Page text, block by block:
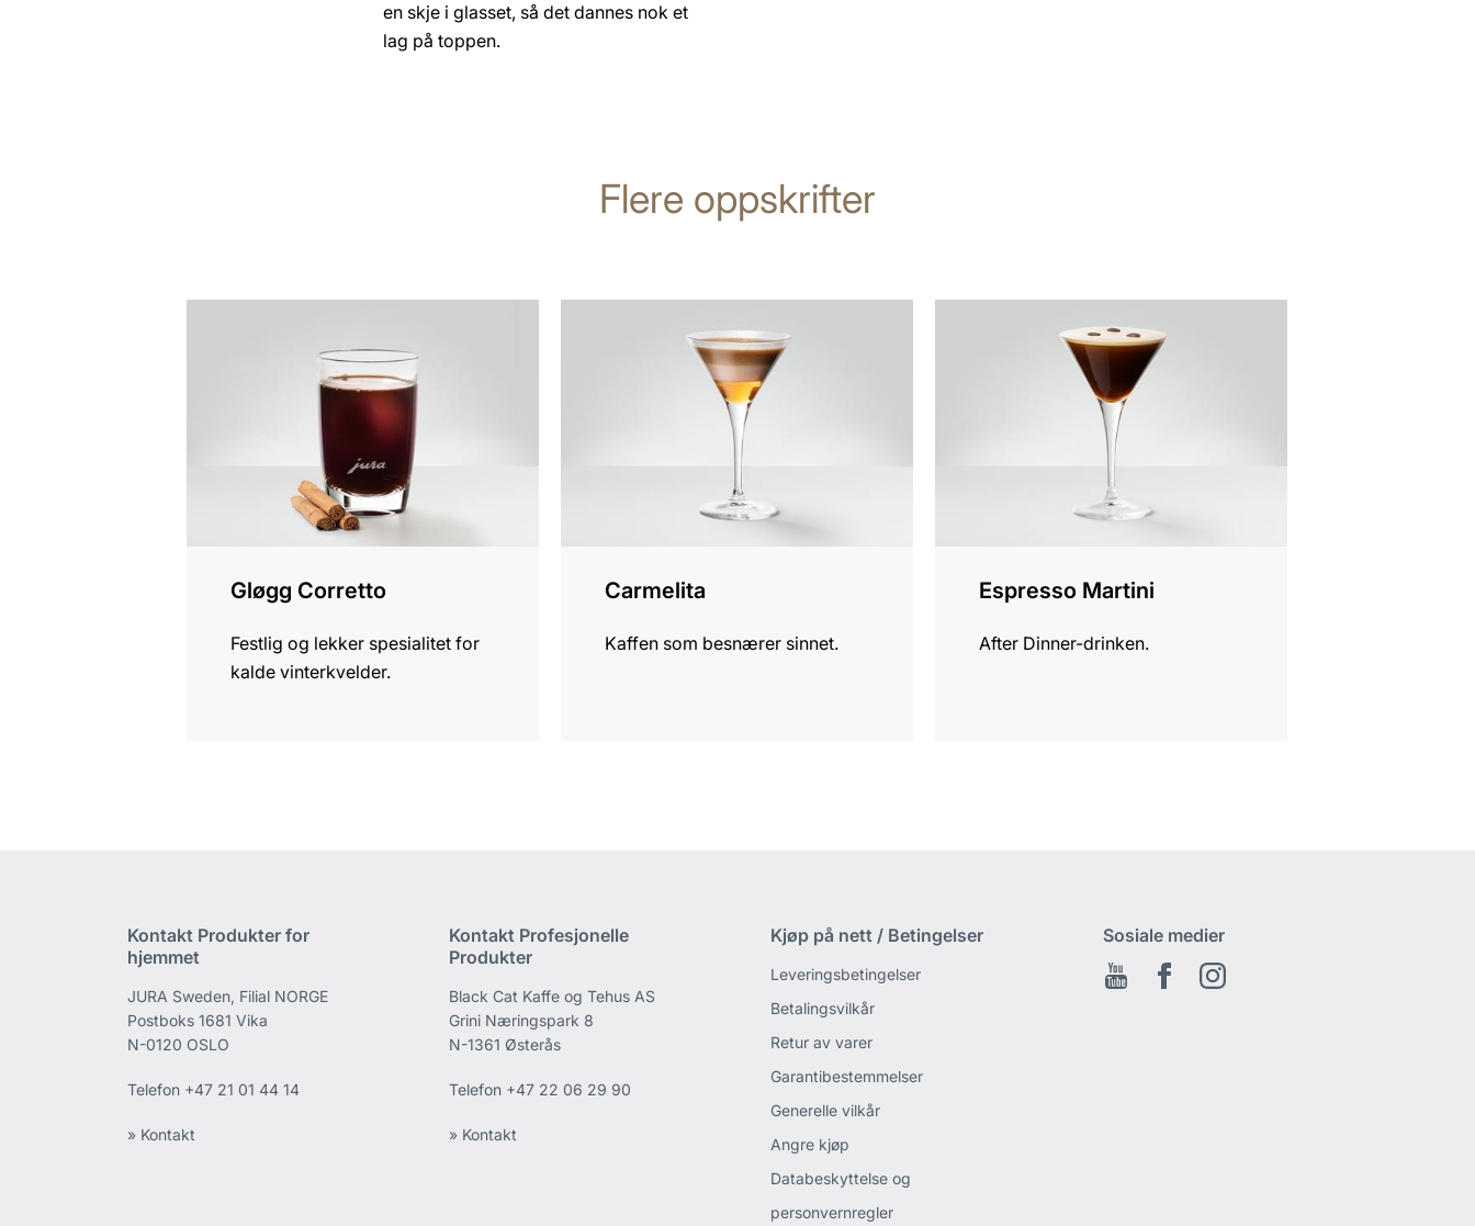
en skje i glasset, så det dannes nok et
lag på toppen.
Flere oppskrifter
Gløgg Corretto
Festlig og lekker spesialitet for
kalde vinterkvelder.
Carmelita
Kaffen som besnærer sinnet.
Espresso Martini
After Dinner-drinken.
Kontakt Produkter for
hjemmet
JURA Sweden, Filial NORGE
Postboks 1681 Vika
N-0120 OSLO
Telefon +47 21 01 44 14
» Kontakt
Kontakt Profesjonelle
Produkter
Black Cat Kaffe og Tehus AS
Grini Næringspark 8
N-1361 Østerås
Telefon +47 22 06 29 90
» Kontakt
Kjøp på nett / Betingelser
Leveringsbetingelser
Betalingsvilkår
Retur av varer
Garantibestemmelser
Generelle vilkår
Angre kjøp
Databeskyttelse og
personvernregler
Sosiale medier
Youtube FacebookInstagram